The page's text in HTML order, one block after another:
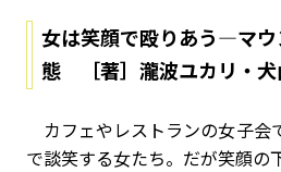
女は笑顔で殴りあう―マウ
態 ［著］瀧波ユカリ・犬
カフェやレストランの女子会
で談笑する女たち。だが笑顔の